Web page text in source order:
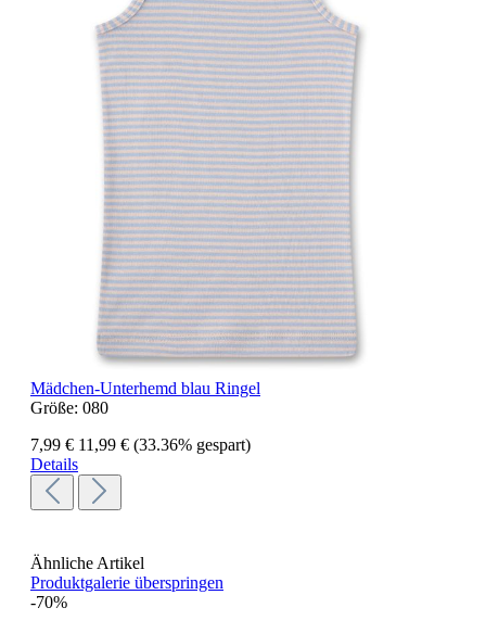
Mädchen-Unterhemd blau Ringel
Größe: 080
7,99 € 11,99 € (33.36% gespart)
Details
Ähnliche Artikel
Produktgalerie überspringen
-70%